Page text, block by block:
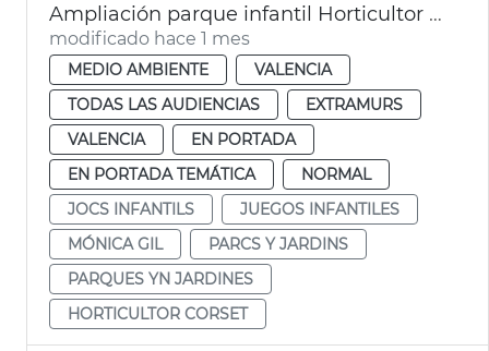
Ampliación parque infantil Horticultor Corset
modificado hace 1 mes
MEDIO AMBIENTE
VALENCIA
TODAS LAS AUDIENCIAS
EXTRAMURS
VALENCIA
EN PORTADA
EN PORTADA TEMÁTICA
NORMAL
JOCS INFANTILS
JUEGOS INFANTILES
MÓNICA GIL
PARCS Y JARDINS
PARQUES YN JARDINES
HORTICULTOR CORSET